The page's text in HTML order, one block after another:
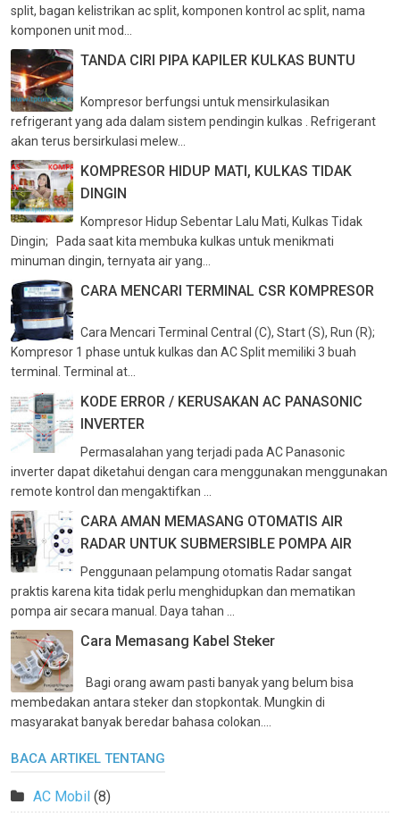
split, bagan kelistrikan ac split, komponen kontrol ac split, nama
komponen unit mod...
TANDA CIRI PIPA KAPILER KULKAS BUNTU
Kompresor berfungsi untuk mensirkulasikan
refrigerant yang ada dalam sistem pendingin kulkas . Refrigerant
akan terus bersirkulasi melew...
KOMPRESOR HIDUP MATI, KULKAS TIDAK
DINGIN
Kompresor Hidup Sebentar Lalu Mati, Kulkas Tidak
Dingin; Pada saat kita membuka kulkas untuk menikmati
minuman dingin, ternyata air yang...
CARA MENCARI TERMINAL CSR KOMPRESOR
Cara Mencari Terminal Central (C), Start (S), Run (R);
Kompresor 1 phase untuk kulkas dan AC Split memiliki 3 buah
terminal. Terminal at...
KODE ERROR / KERUSAKAN AC PANASONIC
INVERTER
Permasalahan yang terjadi pada AC Panasonic
inverter dapat diketahui dengan cara menggunakan menggunakan
remote kontrol dan mengaktifkan ...
CARA AMAN MEMASANG OTOMATIS AIR
RADAR UNTUK SUBMERSIBLE POMPA AIR
Penggunaan pelampung otomatis Radar sangat
praktis karena kita tidak perlu menghidupkan dan mematikan
pompa air secara manual. Daya tahan ...
Cara Memasang Kabel Steker
Bagi orang awam pasti banyak yang belum bisa
membedakan antara steker dan stopkontak. Mungkin di
masyarakat banyak beredar bahasa colokan....
BACA ARTIKEL TENTANG
AC Mobil (8)